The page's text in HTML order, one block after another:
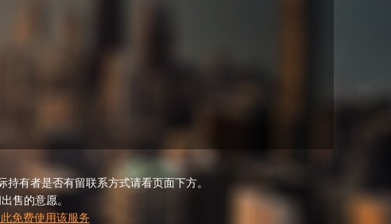
有者是否有留联系方式请看页面下方。
售的意愿。
免费使用该服务